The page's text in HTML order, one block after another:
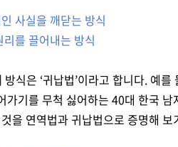
사실을 깨닫는 방식
를 끌어내는 방식
방식은 ‘귀납법’이라고 합니다. 예
가기를 무척 싫어하는 40대 한국
을 연역법과 귀납법으로 증명해 보